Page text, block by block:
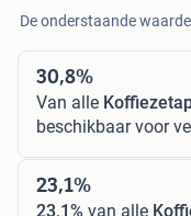
De onderstaande
30,8%
Van alle
beschikbaar voor
23,1%
23,1% van alle